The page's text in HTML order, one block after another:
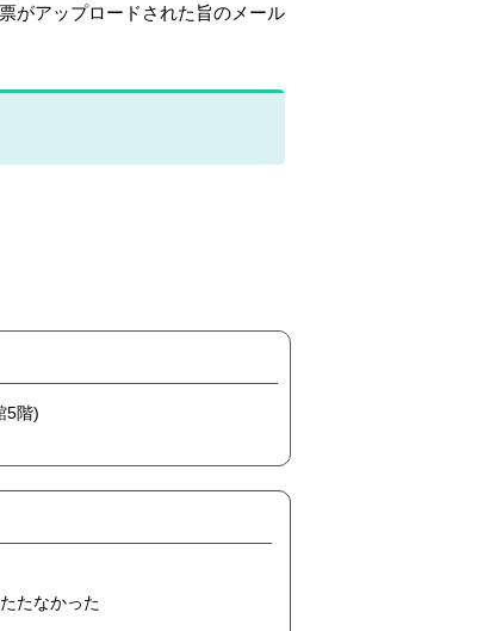
がアップロードされた旨のメール
5階)
たなかった